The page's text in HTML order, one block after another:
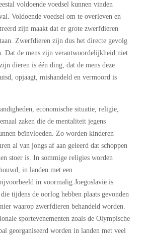
voldoende voedsel kunnen vinden
Voldoende voedsel om te overleven en
zijn maakt dat er grote zwerfdieren
Zwerfdieren zijn dus het directe gevolg
Dat de mens zijn verantwoordelijkheid niet
dieren is één ding, dat de mens deze
opjaagt, mishandeld en vermoord is
economische situatie, religie,
zaken die de mentaliteit jegens
beïnvloeden. Zo worden kinderen
al van jongs af aan geleerd dat schoppen
stoer is. In sommige religies worden
in landen met een
in voormalig Joegoslavië is
tijdens de oorlog hebben plaats gevonden
waarop zwerfdieren behandeld worden.
sportevenementen zoals de Olympische
georganiseerd worden in landen met veel